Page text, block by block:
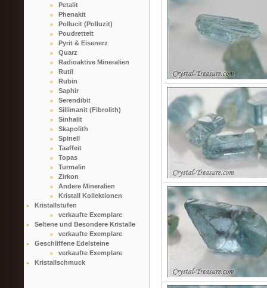
Petalit
Phenakit
Pollucit (Polluzit)
Poudretteit
Pyrit & Eisenerz
Quarz
Radioaktive Mineralien
Rutil
Rubin
Saphir
Serendibit
Sillimanit (Fibrolith)
Sinhalit
Skapolith
Spinell
Taaffeit
Topas
Turmalin
Zirkon
Andere Mineralien
Kristall Kollektionen
Kristallstufen
verkaufte Exemplare
Seltene und Besondere Kristalle
verkaufte Exemplare
Geschliffene Edelsteine
verkaufte Exemplare
Kristallschmuck